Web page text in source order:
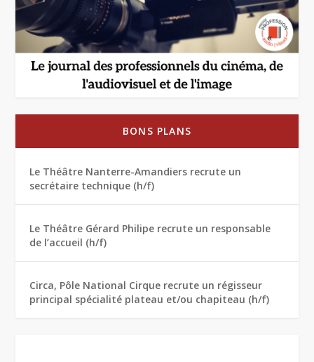
BONS PLANS
Le Théâtre Nanterre-Amandiers recrute un
secrétaire technique (h/f)
Le Théâtre Gérard Philipe recrute un responsable
de l’accueil (h/f)
Circa, Pôle National Cirque recrute un régisseur
principal spécialité plateau et/ou chapiteau (h/f)